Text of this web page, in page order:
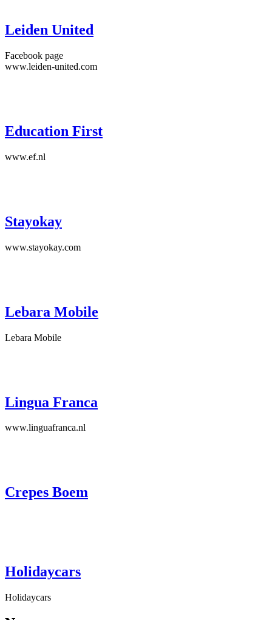
Leiden United
Facebook page
www.leiden-united.com
Education First
www.ef.nl
Stayokay
www.stayokay.com
Lebara Mobile
Lebara Mobile
Lingua Franca
www.linguafranca.nl
Crepes Boem
Holidaycars
Holidaycars